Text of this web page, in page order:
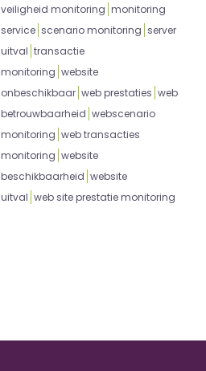
veiligheid monitoring monitoring
service scenario monitoring server
uitval transactie
monitoring website
onbeschikbaar web prestaties web
betrouwbaarheid webscenario
monitoring web transacties
monitoring website
beschikbaarheid website
uitval web site prestatie monitoring